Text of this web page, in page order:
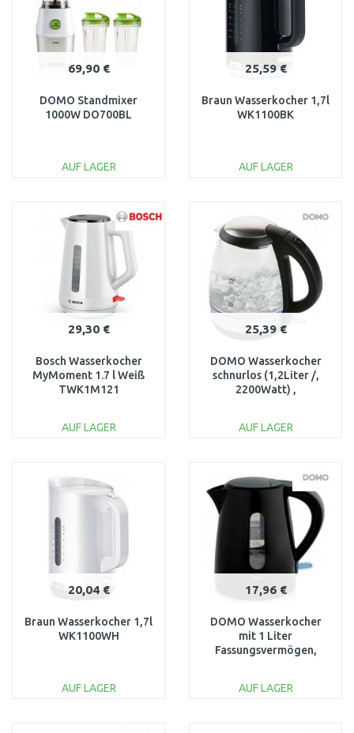
69,90 €
DOMO Standmixer
1000W DO700BL
AUF LAGER
Vergleichen
25,59 €
Braun Wasserkocher 1,7l
WK1100BK
AUF LAGER
Vergleichen
29,30 €
Bosch Wasserkocher
MyMoment 1.7 l Weiß
TWK1M121
AUF LAGER
Vergleichen
25,39 €
DOMO Wasserkocher
schnurlos (1,2Liter /,
2200Watt) ,
AUF LAGER
Vergleichen
20,04 €
Braun Wasserkocher 1,7l
WK1100WH
AUF LAGER
17,96 €
DOMO Wasserkocher
mit 1 Liter
Fassungsvermögen,
AUF LAGER